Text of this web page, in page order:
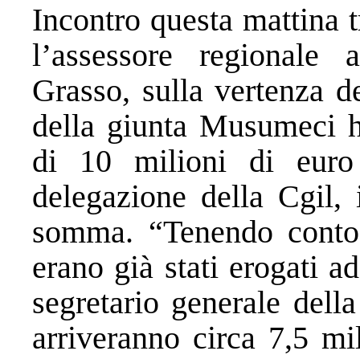
Incontro questa mattina
l’assessore
Grasso, sulla vertenza
della giunta Musumeci
di 10 milioni di
delegazione della
somma. “Tenendo
erano già stati erogati
segretario generale
arriveranno circa 7,5